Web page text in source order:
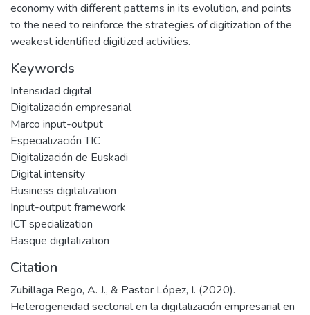
economy with different patterns in its evolution, and points
to the need to reinforce the strategies of digitization of the
weakest identified digitized activities.
Keywords
Intensidad digital
Digitalización empresarial
Marco input-output
Especialización TIC
Digitalización de Euskadi
Digital intensity
Business digitalization
Input-output framework
ICT specialization
Basque digitalization
Citation
Zubillaga Rego, A. J., & Pastor López, I. (2020).
Heterogeneidad sectorial en la digitalización empresarial en